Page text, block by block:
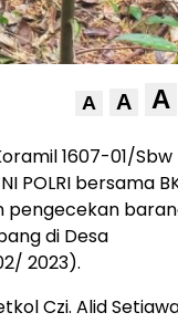
A A A
1607-01/Sbw
POLRI bersama
pengecekan
di Desa
2023).
Czi. Alid